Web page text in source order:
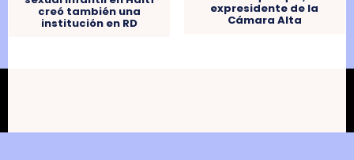
creó también una
institución en RD
expresidente de la
Cámara Alta